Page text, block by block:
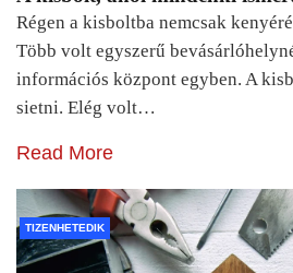
Régen a kisboltba nemcsak
Több volt egyszerű
információs központ egyben. A
sietni. Elég volt…
Read More
TIZENHETEDIK